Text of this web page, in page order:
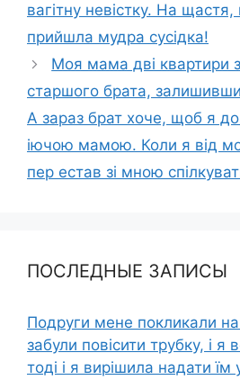
вагітну невістку. На
прийшла мудра сусідка!
Моя мама дві квартири
старшого брата,
А зараз брат хоче, щоб я
іючою мамою. Коли я від
пер естав зі мною
ПОСЛЕДНЫЕ ЗАПИСЫ
Подруги мене покликали на
забули повісити трубку, і я
тоді і я вирішила надати їм